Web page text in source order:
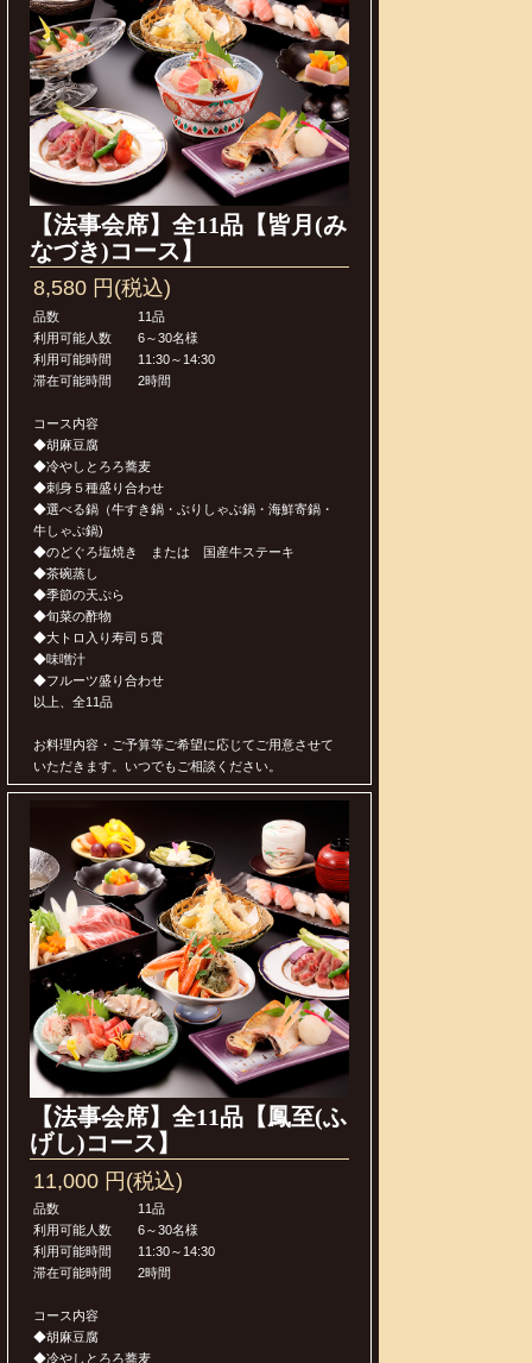
【法事会席】全11品【皆月(み
なづき)コース】
8,580 円(税込)
品数 11品
利用可能人数 6～30名様
利用可能時間 11:30～14:30
滞在可能時間 2時間
コース内容
◆胡麻豆腐
◆冷やしとろろ蕎麦
◆刺身５種盛り合わせ
◆選べる鍋（牛すき鍋・ぶりしゃぶ鍋・海鮮寄鍋・
牛しゃぶ鍋)
◆のどぐろ塩焼き または 国産牛ステーキ
◆茶碗蒸し
◆季節の天ぷら
◆旬菜の酢物
◆大トロ入り寿司５貫
◆味噌汁
◆フルーツ盛り合わせ
以上、全11品
お料理内容・ご予算等ご希望に応じてご用意させて
いただきます。いつでもご相談ください。
【法事会席】全11品【鳳至(ふ
げし)コース】
11,000 円(税込)
品数 11品
利用可能人数 6～30名様
利用可能時間 11:30～14:30
滞在可能時間 2時間
コース内容
◆胡麻豆腐
◆冷やしとろろ蕎麦